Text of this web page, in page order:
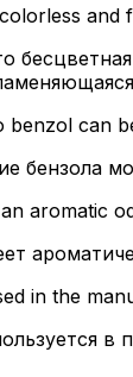
and
benzol can
бензола
aromatic
in the
в